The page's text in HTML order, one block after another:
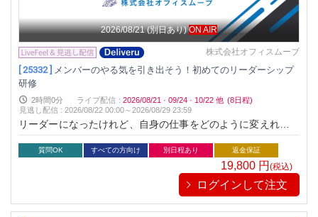
2026/08/21 (別日あり) ON AIR
株式会社オフィスムーブ
[ 25332 ]
メンバーのやる気を引き出そう！初めてのリーダーシップ
研修
2時間0分 ライブ配信 : 2026/08/21 · 09/24 · 10/22 他 (8日程)
見逃し配信 :2026/08/22 00:00～2026/08/29 23:59
リーダーになったけれど、自身の仕事をどのように変えればい
いのかよく分からない、自分らしいリーダーシップを発揮して
いきたいというあなたに、チームとしての結果を出すリーダー
に成長していくためのポイントを３つに絞ってお伝えします。
質問OK すべての方向け 別日程あり 返金保証
19,800 円 (税込)
ログインして注文